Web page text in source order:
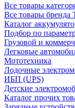
Все товары
Все товары бренда
Каталог
Подбор по
Грузовой и
Легковые
Мототехника
Лодочные
ИБП (UPS)
Детские
Каталог прочих